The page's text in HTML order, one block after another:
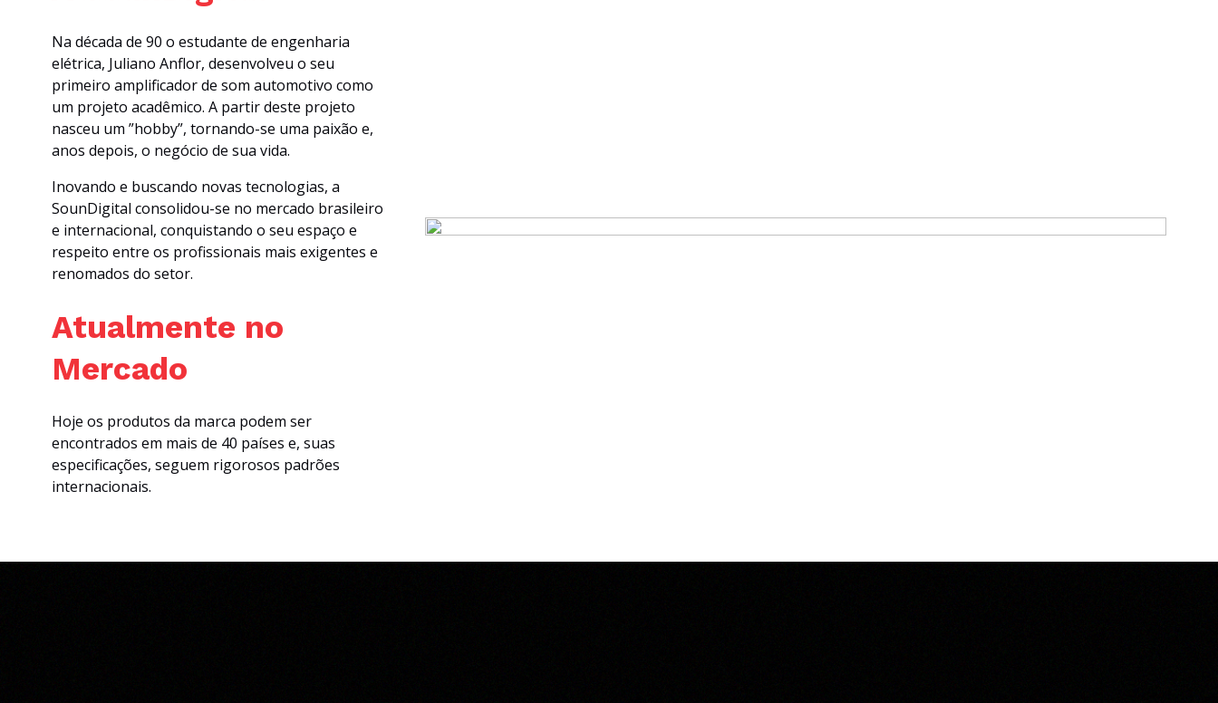
Na década de 90 o estudante de engenharia
elétrica, Juliano Anflor, desenvolveu o seu
primeiro amplificador de som automotivo como
um projeto acadêmico. A partir deste projeto
nasceu um ”hobby”, tornando-se uma paixão e,
anos depois, o negócio de sua vida.
Inovando e buscando novas tecnologias, a
SounDigital consolidou-se no mercado brasileiro
e internacional, conquistando o seu espaço e
respeito entre os profissionais mais exigentes e
renomados do setor.
Atualmente no
Mercado
Hoje os produtos da marca podem ser
encontrados em mais de 40 países e, suas
especificações, seguem rigorosos padrões
internacionais.